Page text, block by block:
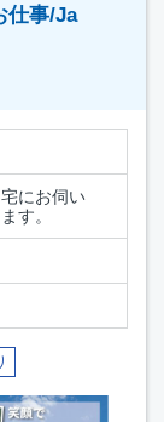
仕事/Ja
にお伺い
す。